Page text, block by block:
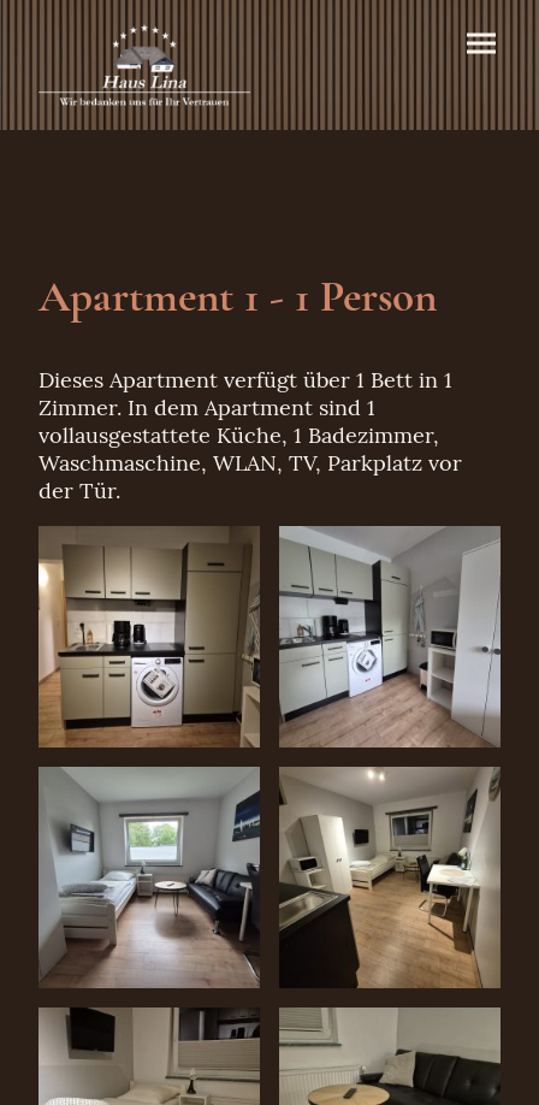
Apartment 1 - 1 Person
Dieses Apartment verfügt über 1 Bett in 1
Zimmer. In dem Apartment sind 1
vollausgestattete Küche, 1 Badezimmer,
Waschmaschine, WLAN, TV, Parkplatz vor
der Tür.